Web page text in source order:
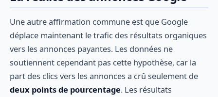
Une autre affirmation commune est que Google
déplace maintenant le trafic des résultats organiques
vers les annonces payantes. Les données ne
soutiennent cependant pas cette hypothèse, car la
part des clics vers les annonces a crû seulement de
deux points de pourcentage. Les résultats